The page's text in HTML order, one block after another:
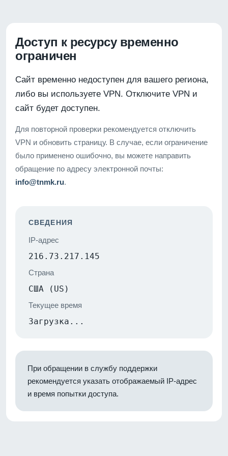
Доступ к ресурсу временно
ограничен
Сайт временно недоступен для вашего региона,
либо вы используете VPN. Отключите VPN и
сайт будет доступен.
Для повторной проверки рекомендуется отключить
VPN и обновить страницу. В случае, если ограничение
было применено ошибочно, вы можете направить
обращение по адресу электронной почты:
info@tnmk.ru.
СВЕДЕНИЯ
IP-адрес
216.73.217.145
Страна
США (US)
Текущее время
Загрузка...
При обращении в службу поддержки
рекомендуется указать отображаемый IP-адрес
и время попытки доступа.